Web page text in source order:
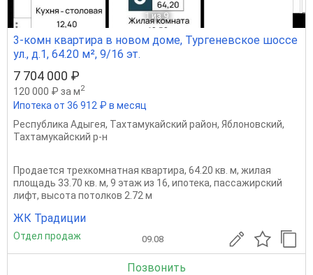
1 из 9
3-комн квартира в новом доме, Тургеневское шоссе
ул., д.1, 64.20 м², 9/16 эт.
7 704 000 ₽
120 000 ₽ за м2
Ипотека от 36 912 ₽ в месяц
Республика Адыгея, Тахтамукайский район, Яблоновский,
Тахтамукайский р-н
Продается трехкомнатная квартира, 64.20 кв. м, жилая
площадь 33.70 кв. м, 9 этаж из 16, ипотека, пассажирский
лифт, высота потолков 2.72 м
ЖК Традиции
Отдел продаж 09.08
Позвонить